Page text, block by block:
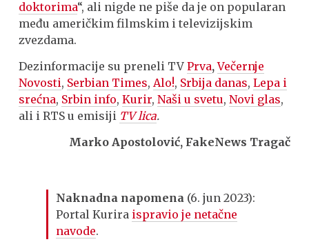
doktorima“, ali nigde ne piše da je on popularan
među američkim filmskim i televizijskim
zvezdama.
Dezinformacije su preneli TVPrva, Večernje
Novosti, Serbian Times,Alo!, Srbija danas,Lepa i
srećna, Srbin info,Kurir,Naši u svetu,Novi glas,
ali i RTS u emisiji TV lica.
Marko Apostolović, FakeNews Tragač
Naknadna napomena (6. jun 2023):
Portal Kurira ispravio je netačne
navode.